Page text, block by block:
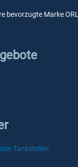
bevorzugte Marke
Tankstellen